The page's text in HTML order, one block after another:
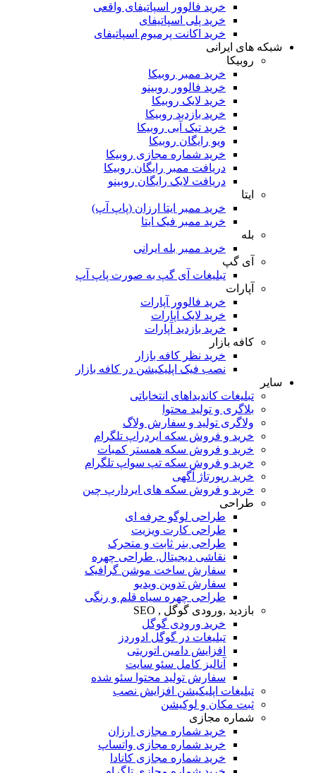
خرید فالوور اسپاتیفای واقعی
خرید پلی اسپاتیفای
خرید اکانت پرمیوم اسپاتیفای
شبکه های ایرانی
روبیکا
خرید ممبر روبیکا
خرید فالوور روبینو
خرید لایک روبیکا
خرید بازدید روبیکا
خرید تیک آبی روبیکا
ویو رایگان روبیکا
خرید شماره مجازی روبیکا
دریافت ممبر رایگان روبیکا
دریافت لایک رایگان روبینو
ایتا
خرید ممبر ایتا ارزان (پاپ آپ)
خرید ممبر فیک ایتا
بله
خرید ممبر بله ایرانی
آی گپ
تبلیغات آی گپ به صورت پاپ آپ
آپارات
خرید فالوور آپارات
خرید لایک آپارات
خرید بازدید آپارات
کافه بازار
خرید نظر کافه بازار
نصب فیک اپلیکیشن در کافه بازار
سایر
تبلیغات کاندیداهای انتخاباتی
بلاگری و تولید محتوا
ولاگری تولید و سفارش ولاگ
خرید و فروش سکه ایردراپ تلگرام
خرید و فروش سکه همستر کمبات
خرید و فروش سکه تپ سواپ تلگرام
خرید رپورتاژ آگهی
خرید و فروش سکه های ایردارپ چین
طراحی
طراحی لوگو حرفه ای
طراحی کارت ویزیت
طراحی بنر ثابت و متحرک
نقاشی دیجیتال, طراحی چهره
سفارش ساخت موشن گرافیک
سفارش تدوین ویدیو
طراحی چهره سیاه قلم و رنگی
بازدید ,ورودی گوگل , SEO
خرید ورودی گوگل
تبلیغات در گوگل ادوردز
افزایش دامین اتوریتی
آنالیز کامل سئو سایت
سفارش تولید محتوا سئو شده
تبلیغات اپلیکیشن افزایش نصب
ثبت مکان و لوکیشن
شماره مجازی
خرید شماره مجازی ارزان
خرید شماره مجازی واتساپ
خرید شماره مجازی کانادا